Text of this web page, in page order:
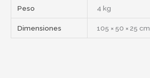
Peso 4 kg
Dimensiones 105 × 50 × 25 cm